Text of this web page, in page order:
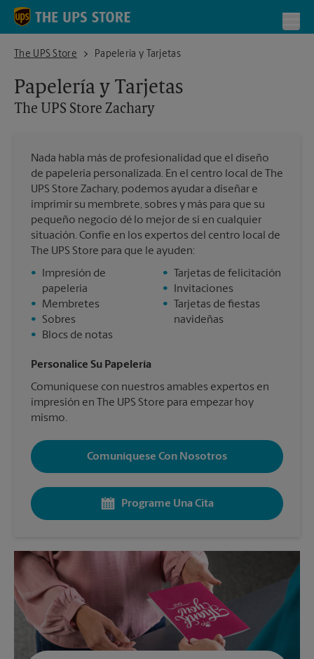
Skip to content
Return to Nav
The UPS Store
The UPS Store ZacharyPapelería y Tarjetas
Papelería y Tarjetas
The UPS Store Zachary
Nada habla más de profesionalidad que el diseño
de papelería personalizada. En el centro local de The
UPS Store Zachary, podemos ayudar a diseñar e
imprimir su membrete, sobres y más para que su
pequeño negocio dé lo mejor de sí en cualquier
situación. Confíe en los expertos del centro local de
The UPS Store para que le ayuden:
•
Impresión de
papelería
•
Membretes
•
Sobres
•
Blocs de notas
•
Tarjetas de felicitación
•
Invitaciones
•
Tarjetas de fiestas
navideñas
Personalice Su Papelería
Comuníquese con nuestros amables expertos en
impresión en The UPS Store para empezar hoy
mismo.
Comuníquese Con Nosotros
Programe Una Cita